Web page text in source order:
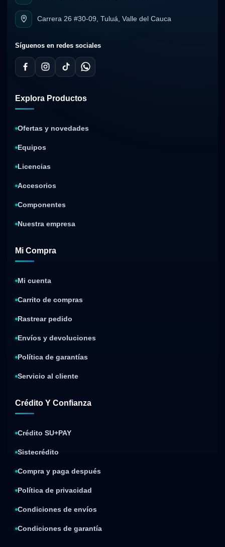
Carrera 26 #30-09, Tuluá, Valle del Cauca
Síguenos en redes sociales
Explora Productos
Ofertas y novedades
Equipos
Licencias
Accesorios
Componentes
Nuestra empresa
Mi Compra
Mi cuenta
Carrito de compras
Rastrear pedido
Envíos y devoluciones
Política de garantías
Servicio al cliente
Crédito Y Confianza
Crédito SU+PAY
Sistecrédito
Compra y paga después
Política de privacidad
Condiciones de envíos
Condiciones de garantía